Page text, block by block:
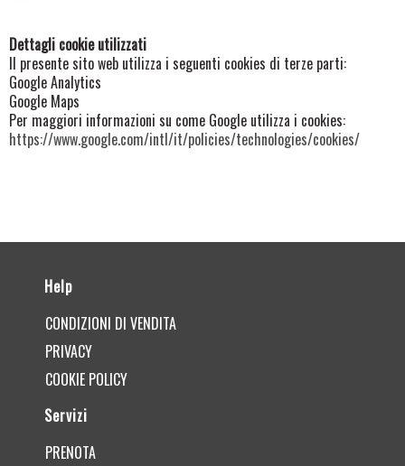
Dettagli cookie utilizzati
Il presente sito web utilizza i seguenti cookies di terze parti:
Google Analytics
Google Maps
Per maggiori informazioni su come Google utilizza i cookies:
https://www.google.com/intl/it/policies/technologies/cookies/
Help
CONDIZIONI DI VENDITA
PRIVACY
COOKIE POLICY
Servizi
PRENOTA